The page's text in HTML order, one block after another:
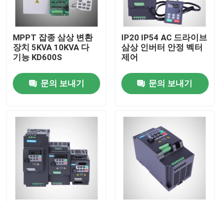
회사 소개
접촉
MPPT 잡종 삼상 변환
장치 5KVA 10KVA 다
기능 KD600S
문의 보내기
IP20 IP54 AC 드라이브
삼상 인버터 안정 벡터
제어
문의 보내기